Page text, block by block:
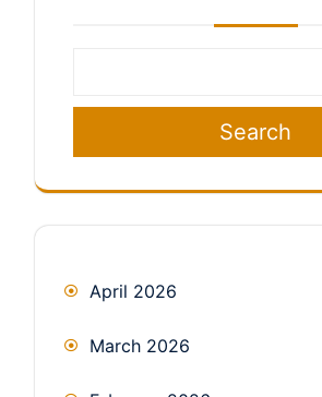
Search
April 2026
March 2026